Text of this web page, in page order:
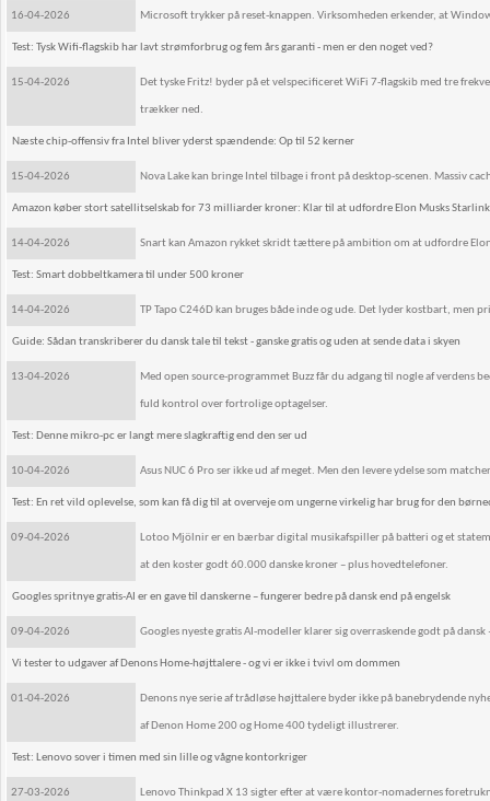
16-04-2026 Microsoft trykker på reset-knappen. Virksomheden erkender, at
Test: Tysk Wifi-flagskib har lavt strømforbrug og fem års garanti - men er den noget ved?
15-04-2026 Det tyske Fritz! byder på et velspecificeret WiFi 7-flagskib med tre
trækker ned.
Næste chip-offensiv fra Intel bliver yderst spændende: Op til 52 kerner
15-04-2026 Nova Lake kan bringe Intel tilbage i front på desktop-scenen. Massiv
Amazon køber stort satellitselskab for 73 milliarder kroner: Klar til at udfordre Elon Musks Starlink
14-04-2026 Snart kan Amazon rykket skridt tættere på ambition om at udfordre
Test: Smart dobbeltkamera til under 500 kroner
14-04-2026 TP Tapo C246D kan bruges både inde og ude. Det lyder kostbart,
Guide: Sådan transkriberer du dansk tale til tekst - ganske gratis og uden at sende data i skyen
13-04-2026 Med open source-programmet Buzz får du adgang til nogle af verdens
fuld kontrol over fortrolige optagelser.
Test: Denne mikro-pc er langt mere slagkraftig end den ser ud
10-04-2026 Asus NUC 6 Pro ser ikke ud af meget. Men den levere ydelse som
Test: En ret vild oplevelse, som kan få dig til at overveje om ungerne virkelig har brug for den
09-04-2026 Lotoo Mjölnir er en bærbar digital musikafspiller på batteri og et
at den koster godt 60.000 danske kroner – plus hovedtelefoner.
Googles spritnye gratis-AI er en gave til danskerne – fungerer bedre på dansk end på engelsk
09-04-2026 Googles nyeste gratis AI-modeller klarer sig overraskende godt på
Vi tester to udgaver af Denons Home-højttalere - og vi er ikke i tvivl om dommen
01-04-2026 Denons nye serie af trådløse højttalere byder ikke på banebrydende
af Denon Home 200 og Home 400 tydeligt illustrerer.
Test: Lenovo sover i timen med sin lille og vågne kontorkriger
27-03-2026 Lenovo Thinkpad X 13 sigter efter at være kontor-nomadernes